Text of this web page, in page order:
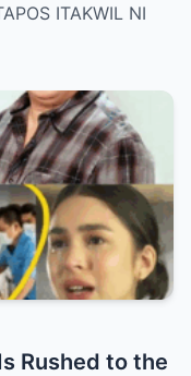
ITAKWIL NI
Rushed to the